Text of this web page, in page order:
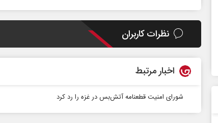
نظرات کاربران
اخبار مرتبط
شورای امنیت قطعنامه آتش‌بس در غزه را رد کرد